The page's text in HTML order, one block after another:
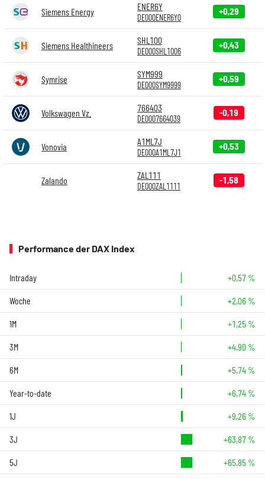
Siemens Energy ENER6Y
DE000ENER6Y0
+0,29
Siemens Healthineers SHL100
DE000SHL1006
+0,43
Symrise SYM999
DE000SYM9999
+0,59
Volkswagen Vz. 766403
DE0007664039
-0,19
Vonovia A1ML7J
DE000A1ML7J1
+0,53
Zalando ZAL111
DE000ZAL1111
-1,58
Performance der DAX Index
Intraday +0,57 %
Woche +2,06 %
1M +1,25 %
3M +4,90 %
6M +5,74 %
Year-to-date +6,74 %
1J +9,26 %
3J +63,87 %
5J +65,85 %